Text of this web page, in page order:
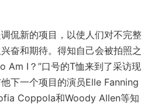
侃新的项目，以使人们对不完整
奋和期待。得知自己会被拍照之
Am I？”口号的T恤来到了采访现
下一个项目的演员Elle Fanning
Coppola和Woody Allen等知